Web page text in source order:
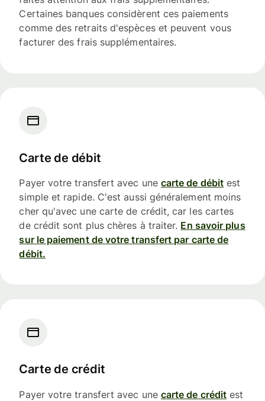
Certaines banques considèrent ces paiements
comme des retraits d'espèces et peuvent vous
facturer des frais supplémentaires.
Carte de débit
Payer votre transfert avec une carte de débit est
simple et rapide. C'est aussi généralement moins
cher qu'avec une carte de crédit, car les cartes
de crédit sont plus chères à traiter. En savoir plus
sur le paiement de votre transfert par carte de
débit.
Carte de crédit
Payer votre transfert avec une carte de crédit est